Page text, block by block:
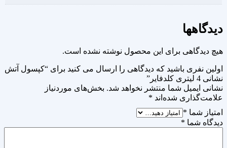
دیدگاهها
هیچ دیدگاهی برای این محصول نوشته نشده است.
اولین نفری باشید که دیدگاهی را ارسال می کنید برای “کپسول آتش
نشانی 4 لیتری کلدفایر”
نشانی ایمیل شما منتشر نخواهد شد. بخش‌های موردنیاز
علامت‌گذاری شده‌اند *
امتیاز شما *
دیدگاه شما *